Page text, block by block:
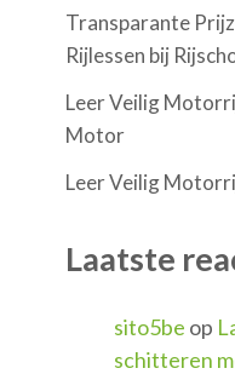
Transparante
Rijlessen bij
Leer Veilig
Motor
Leer Veilig
Laatste
sito5be op
schitteren